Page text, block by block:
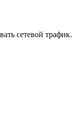
сетевой трафик.